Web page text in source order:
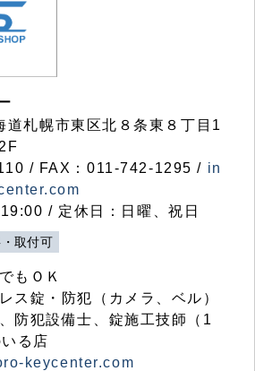
札幌市東区北８条東８丁目1
/ FAX：011-742-1295 / in
/ 定休日：日曜、祝日
取付可
もＯＫ
ス錠・防犯（カメラ、ベル）
防犯設備士、錠施工技師（1
る店
keycenter.com